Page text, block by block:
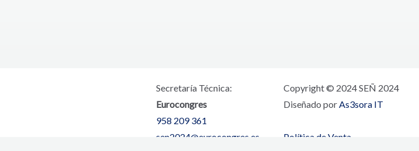
Secretaría Técnica:
Eurocongres
958 209 361
sen2024@eurocongres.es
Copyright © 2024 SEÑ 2024
Diseñado porAs3sora IT
Política de Venta